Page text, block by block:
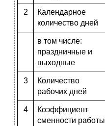
2
Календарное
количество дней
в том числе:
праздничные и
выходные
3
Количество
рабочих дней
4
Коэффициент
сменности работы